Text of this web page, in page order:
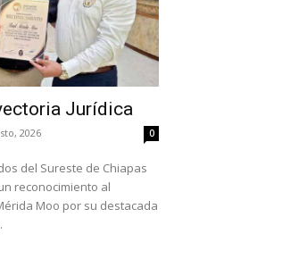
Jurídica
2026 0
del Sureste de Chiapas
reconocimiento al
Moo por su destacada